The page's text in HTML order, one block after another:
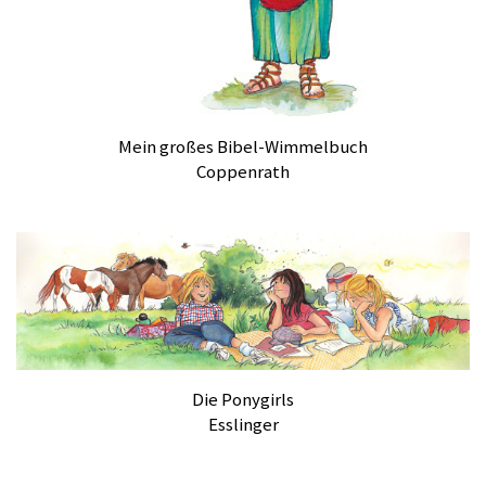
Mein großes Bibel-Wimmelbuch
Coppenrath
Die Ponygirls
Esslinger